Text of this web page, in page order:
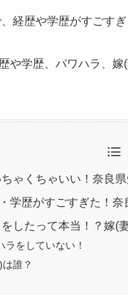
経歴や学歴がすごす
や学歴、パワハラ、嫁
ゃくちゃいい！奈良
学歴がすごすぎた！奈
したって本当！？嫁(
ラをしていない！
誰？